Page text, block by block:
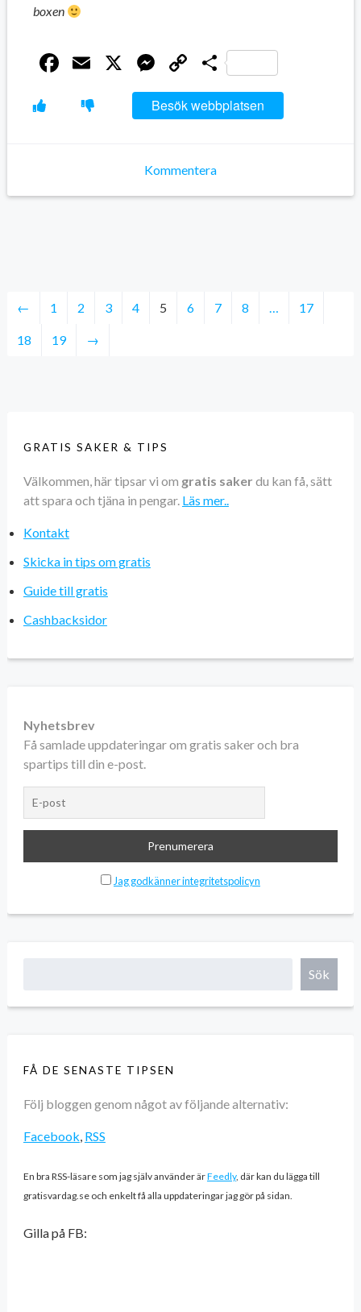
boxen
Facebook
Email
X Messenger
Copy
Link
Dela
Besök webbplatsen
Kommentera
← 1 2 3 4 5 6 7 8 17
18 19 →
GRATIS SAKER & TIPS
Välkommen, här tipsar vi om gratis saker du kan få, sätt
att spara och tjäna in pengar. Läs mer..
Kontakt
Skicka in tips om gratis
Guide till gratis
Cashbacksidor
Nyhetsbrev
Få samlade uppdateringar om gratis saker och bra
spartips till din e-post.
Jag godkänner integritetspolicyn
Sök
FÅ DE SENASTE TIPSEN
Följ bloggen genom något av följande alternativ:
Facebook, RSS
En bra RSS-läsare som jag själv använder ärFeedly, där kan du lägga till
gratisvardag.se och enkelt få alla uppdateringar jag gör på sidan.
Gilla på FB: